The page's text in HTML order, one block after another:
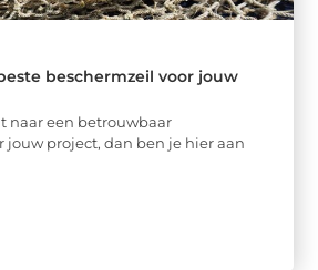
beschermzeil voor jouw
naar een betrouwbaar
jouw project, dan ben je hier aan